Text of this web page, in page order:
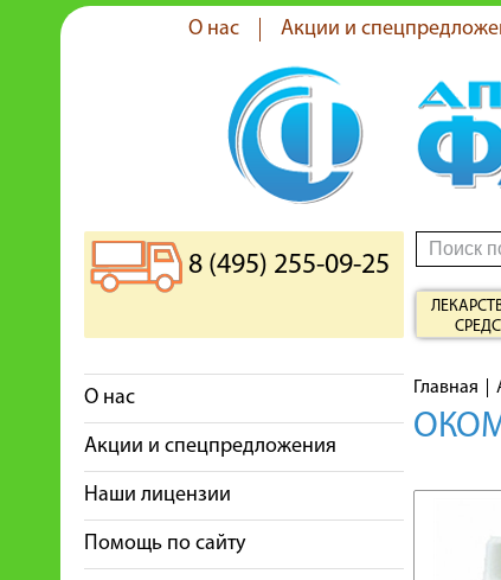
О нас Акции и
8 (495) 255-09-25
О нас
Акции и спецпредложения
Наши лицензии
Помощь по сайту
Главная